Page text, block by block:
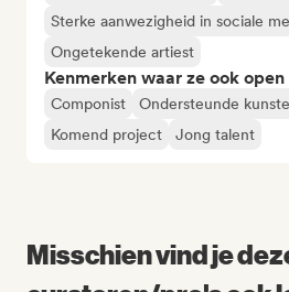
Sterke aanwezigheid in sociale
Ongetekende artiest
Kenmerken waar ze ook
Componist
Ondersteunde
Komend project
Jong talent
Misschien vind je